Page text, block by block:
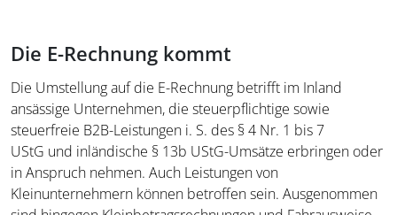
Die E-Rechnung kommt
Die Umstellung auf die E-Rechnung betrifft im Inland
ansässige Unternehmen, die steuerpflichtige sowie
steuerfreie B2B-Leistungen i. S. des § 4 Nr. 1 bis 7
UStG und inländische § 13b UStG-Umsätze erbringen oder
in Anspruch nehmen. Auch Leistungen von
Kleinunternehmern können betroffen sein. Ausgenommen